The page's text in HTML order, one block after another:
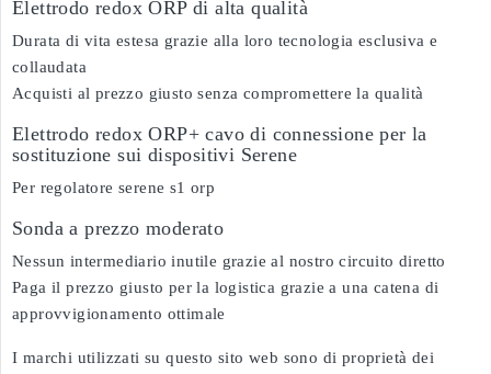
Elettrodo redox ORP di alta qualità
Durata di vita estesa grazie alla loro tecnologia esclusiva e
collaudata
Acquisti al prezzo giusto senza compromettere la qualità
Elettrodo redox ORP+ cavo di connessione per la
sostituzione sui dispositivi Serene
Per regolatore serene s1 orp
Sonda a prezzo moderato
Nessun intermediario inutile grazie al nostro circuito diretto
Paga il prezzo giusto per la logistica grazie a una catena di
approvvigionamento ottimale
I marchi utilizzati su questo sito web sono di proprietà dei